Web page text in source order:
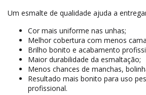
Um esmalte de qualidade ajuda a
Cor mais uniforme nas unhas;
Melhor cobertura com menos
Brilho bonito e acabamento
Maior durabilidade da esmaltação;
Menos chances de manchas,
Resultado mais bonito para uso
profissional.